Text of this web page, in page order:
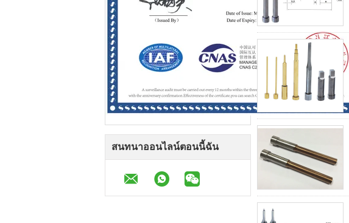
สนทนาออนไลน์ตอนนี้ฉัน